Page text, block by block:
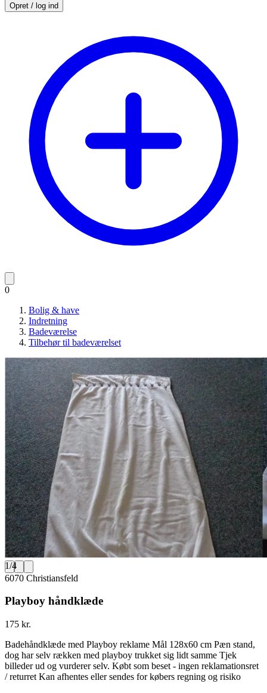
Opret / log ind
0
Bolig & have
Indretning
Badeværelse
Tilbehør til badeværelset
1/4
6070 Christiansfeld
Playboy håndklæde
175 kr.
Badehåndklæde med Playboy reklame Mål 128x60 cm Pæn stand,
dog har selv rækken med playboy trukket sig lidt samme Tjek
billeder ud og vurderer selv. Købt som beset - ingen reklamationsret
/ returret Kan afhentes eller sendes for købers regning og risiko